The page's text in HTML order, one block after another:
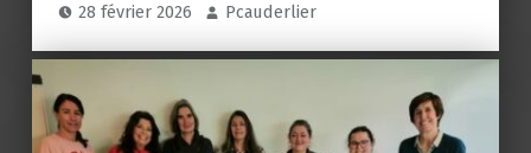
28 février 2026 Pcauderlier